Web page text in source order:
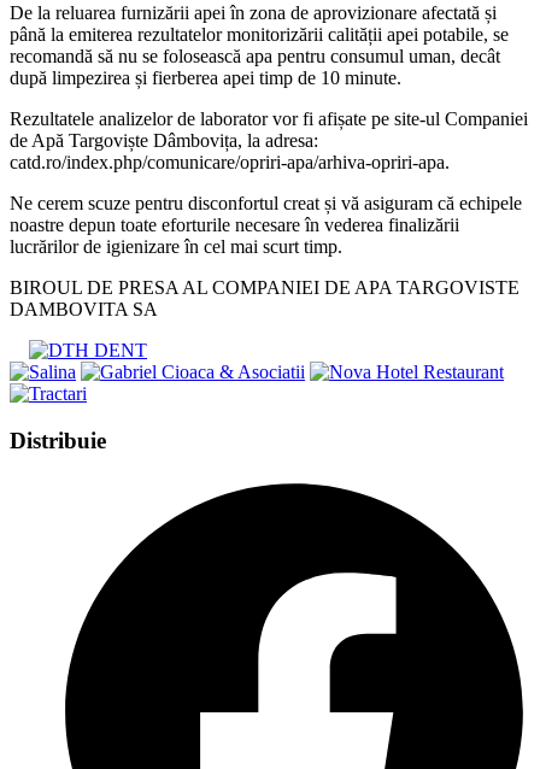
De la reluarea furnizării apei în zona de aprovizionare afectată și
până la emiterea rezultatelor monitorizării calității apei potabile, se
recomandă să nu se folosească apa pentru consumul uman, decât
după limpezirea și fierberea apei timp de 10 minute.
Rezultatele analizelor de laborator vor fi afișate pe site-ul Companiei
de Apă Targoviște Dâmbovița, la adresa:
catd.ro/index.php/comunicare/opriri-apa/arhiva-opriri-apa.
Ne cerem scuze pentru disconfortul creat și vă asiguram că echipele
noastre depun toate eforturile necesare în vederea finalizării
lucrărilor de igienizare în cel mai scurt timp.
BIROUL DE PRESA AL COMPANIEI DE APA TARGOVISTE
DAMBOVITA SA
DistribuieShare
window